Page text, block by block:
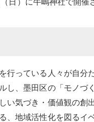
日）に牛嶋神社で開催
行っている人々が自分
し、墨田区の「モノづ
い気づき・価値観の創
、地域活性化を図るイ